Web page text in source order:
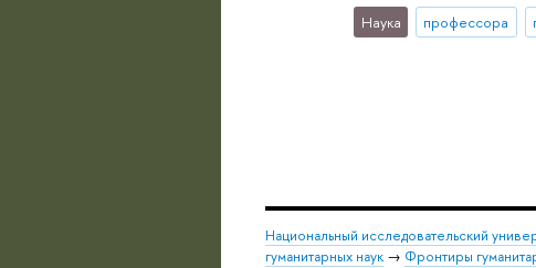
Наука профессора
Национальный исследовательский
гуманитарных наук → Фронтиры